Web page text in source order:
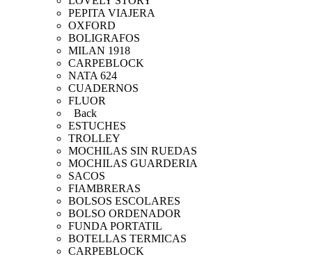
PEPITA VIAJERA
OXFORD
BOLIGRAFOS
MILAN 1918
CARPEBLOCK
NATA 624
CUADERNOS
FLUOR
Back
ESTUCHES
TROLLEY
MOCHILAS SIN RUEDAS
MOCHILAS GUARDERIA
SACOS
FIAMBRERAS
BOLSOS ESCOLARES
BOLSO ORDENADOR
FUNDA PORTATIL
BOTELLAS TERMICAS
CARPEBLOCK